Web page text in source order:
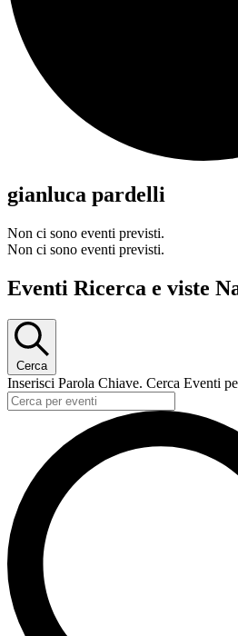
gianluca pardelli
Non ci sono eventi previsti.
Non ci sono eventi previsti.
Eventi Ricerca e viste
Cerca
Inserisci Parola Chiave. Cerca Eventi